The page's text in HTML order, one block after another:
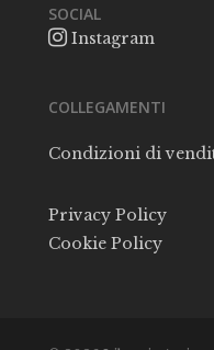
SOCIAL
Instagram
COLLEGAMENTI
Condizioni di
Privacy Policy
Cookie Policy